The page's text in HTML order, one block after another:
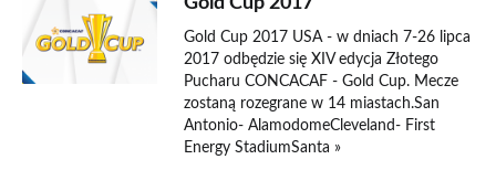
Gold Cup 2017 USA - w dniach 7-26 lipca
2017 odbędzie się XIV edycja Złotego
Pucharu CONCACAF - Gold Cup. Mecze
zostaną rozegrane w 14 miastach.San
Antonio- AlamodomeCleveland- First
Energy StadiumSanta »